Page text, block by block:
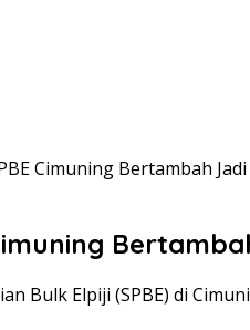
Cimuning Bertambah
Bulk Elpiji (SPBE) di